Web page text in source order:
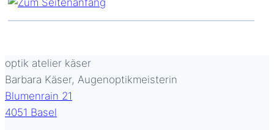
optik atelier käser
Barbara Käser, Augenoptikmeisterin
Blumenrain 21
4051 Basel